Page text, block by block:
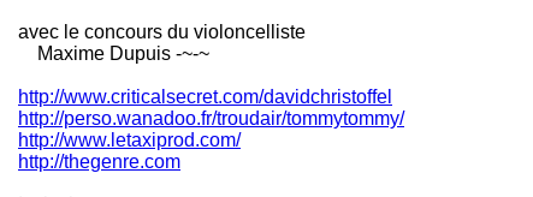
avec le concours du violoncelliste
Maxime Dupuis -~-~
http://www.criticalsecret.com/davidchristoffel
http://perso.wanadoo.fr/troudair/tommytommy/
http://www.letaxiprod.com/
http://thegenre.com